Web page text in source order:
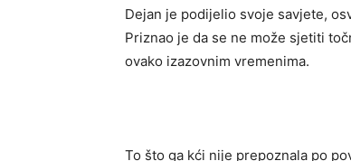
Dejan je podijelio svoje savjete,
Priznao je da se ne može sjetiti
ovako izazovnim vremenima.
To što ga kći nije prepoznala po